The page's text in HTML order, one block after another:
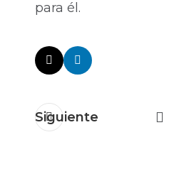
para él.
Siguiente